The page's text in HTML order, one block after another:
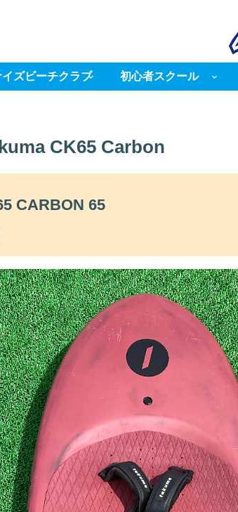
イズビーチクラブ 初心者スクール
CK65 Carbon
CARBON 65
）